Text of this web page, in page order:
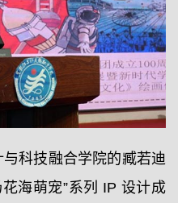
科技融合学院的臧若迪
海萌宠”系列 IP 设计成